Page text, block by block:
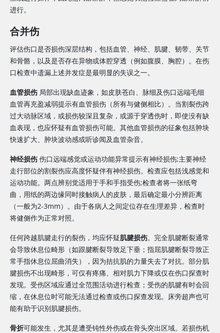
进行。
合并伤
评估伤口是否损伤深层结构，包括血管、神经、肌腱、韧带、关节
和骨骼，以及是否存在异物或体腔穿透（例如腹膜、胸腔）。在伤
口检查中遗漏上述并发症是最明显的失误之一。
血管损伤 局部出现缺血迹象，如皮肤苍白、脉细及伤口远端毛细
血管再充盈减弱提示有血管损伤（所有与健侧相比）。当割裂伤跨
过大动脉区域，或损伤较深且复杂，或源于穿透伤时，即使没有缺
血表现，也应怀疑有血管损伤可能。其他血管损伤的征象包括肿块
快速扩大、肿块波动感或听诊闻及血管杂音。
神经损伤 伤口远端感觉或运动功能异常提示有神经损伤;主要神经
走行部位的割裂伤应高度怀疑伴有神经损伤。检查应包括浅感觉和
运动功能。两点辨别觉适用于手和手指受伤;检查者将一张纸弯
曲，用纸的两边缘同时接触病人的皮肤，最后确定最小分辨距离
（一般为2-3mm）。由于各病人之间定位存在生理差异，检查时
将健侧作为正常对照。
任何跨越肌腱走行的裂伤，均应怀疑肌腱损伤。完全肌腱断裂通常
会导致休息位畸形（如跟腱断裂导致足下垂；指屈肌腱断裂导致正
常手指休息位屈曲消失），因为拮抗肌的力量失去了对抗。部分肌
腱损伤不出现畸形，可仅有疼痛、相对肌力下降或仅在伤口探查时
发现。受伤区域应通过全范围活动进行检查；受伤的肌腱有时会回
缩，在休息位时可能无法通过检查或伤口探查发现。床旁超声也可
能有助于识别肌腱损伤。
骨折可能发生，尤其是遭受钝性外伤或在骨头突出区域。若损伤机